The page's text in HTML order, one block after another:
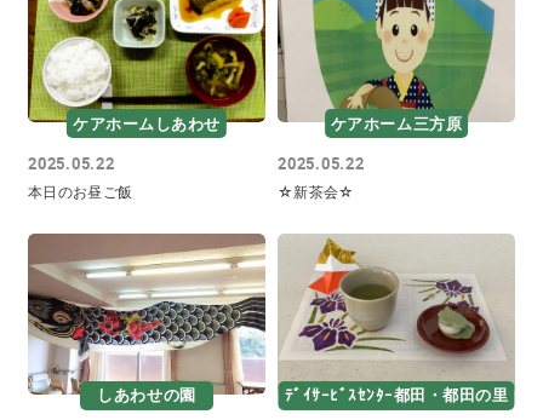
ケアホームしあわせ
2025.05.22
本日のお昼ご飯
ケアホーム三方原
2025.05.22
☆新茶会☆
しあわせの園 ﾃﾞｲｻｰﾋﾞｽｾﾝﾀｰ都田・都田の里